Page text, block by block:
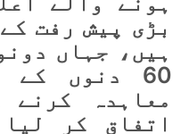
بڑی پیش رفت
ہیں، جہاں
60 دنوں
معاہدہ
اتفاق کر